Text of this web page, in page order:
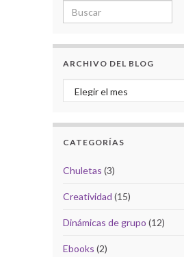
Search for:
ARCHIVO DEL BLOG
Archivo del Blog
CATEGORÍAS
Chuletas (3)
Creatividad (15)
Dinámicas de grupo (12)
Ebooks (2)